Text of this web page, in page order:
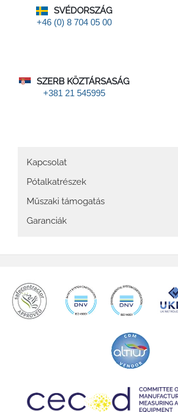
SVÉDORSZÁG
+46 (0) 8 704 05 00
SZERB KÖZTÁRSASÁG
+381 21 545995
Main
navigation
Kapcsolat
Pótalkatrészek
Műszaki támogatás
Garanciák